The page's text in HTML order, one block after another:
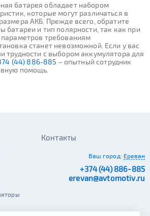
батарея обладает набором
которые могут различаться в
АКБ. Прежде всего, обратите
батареи и тип полярности, так как при
параметров требованиям
станет невозможной. Если у вас
трудности с выбором аккумулятора для
(44) 886-885 – опытный сотрудник
помощь.
Контакты
Ваш город: Ереван
+374 (44) 886-885
erevan@avtomotiv.ru